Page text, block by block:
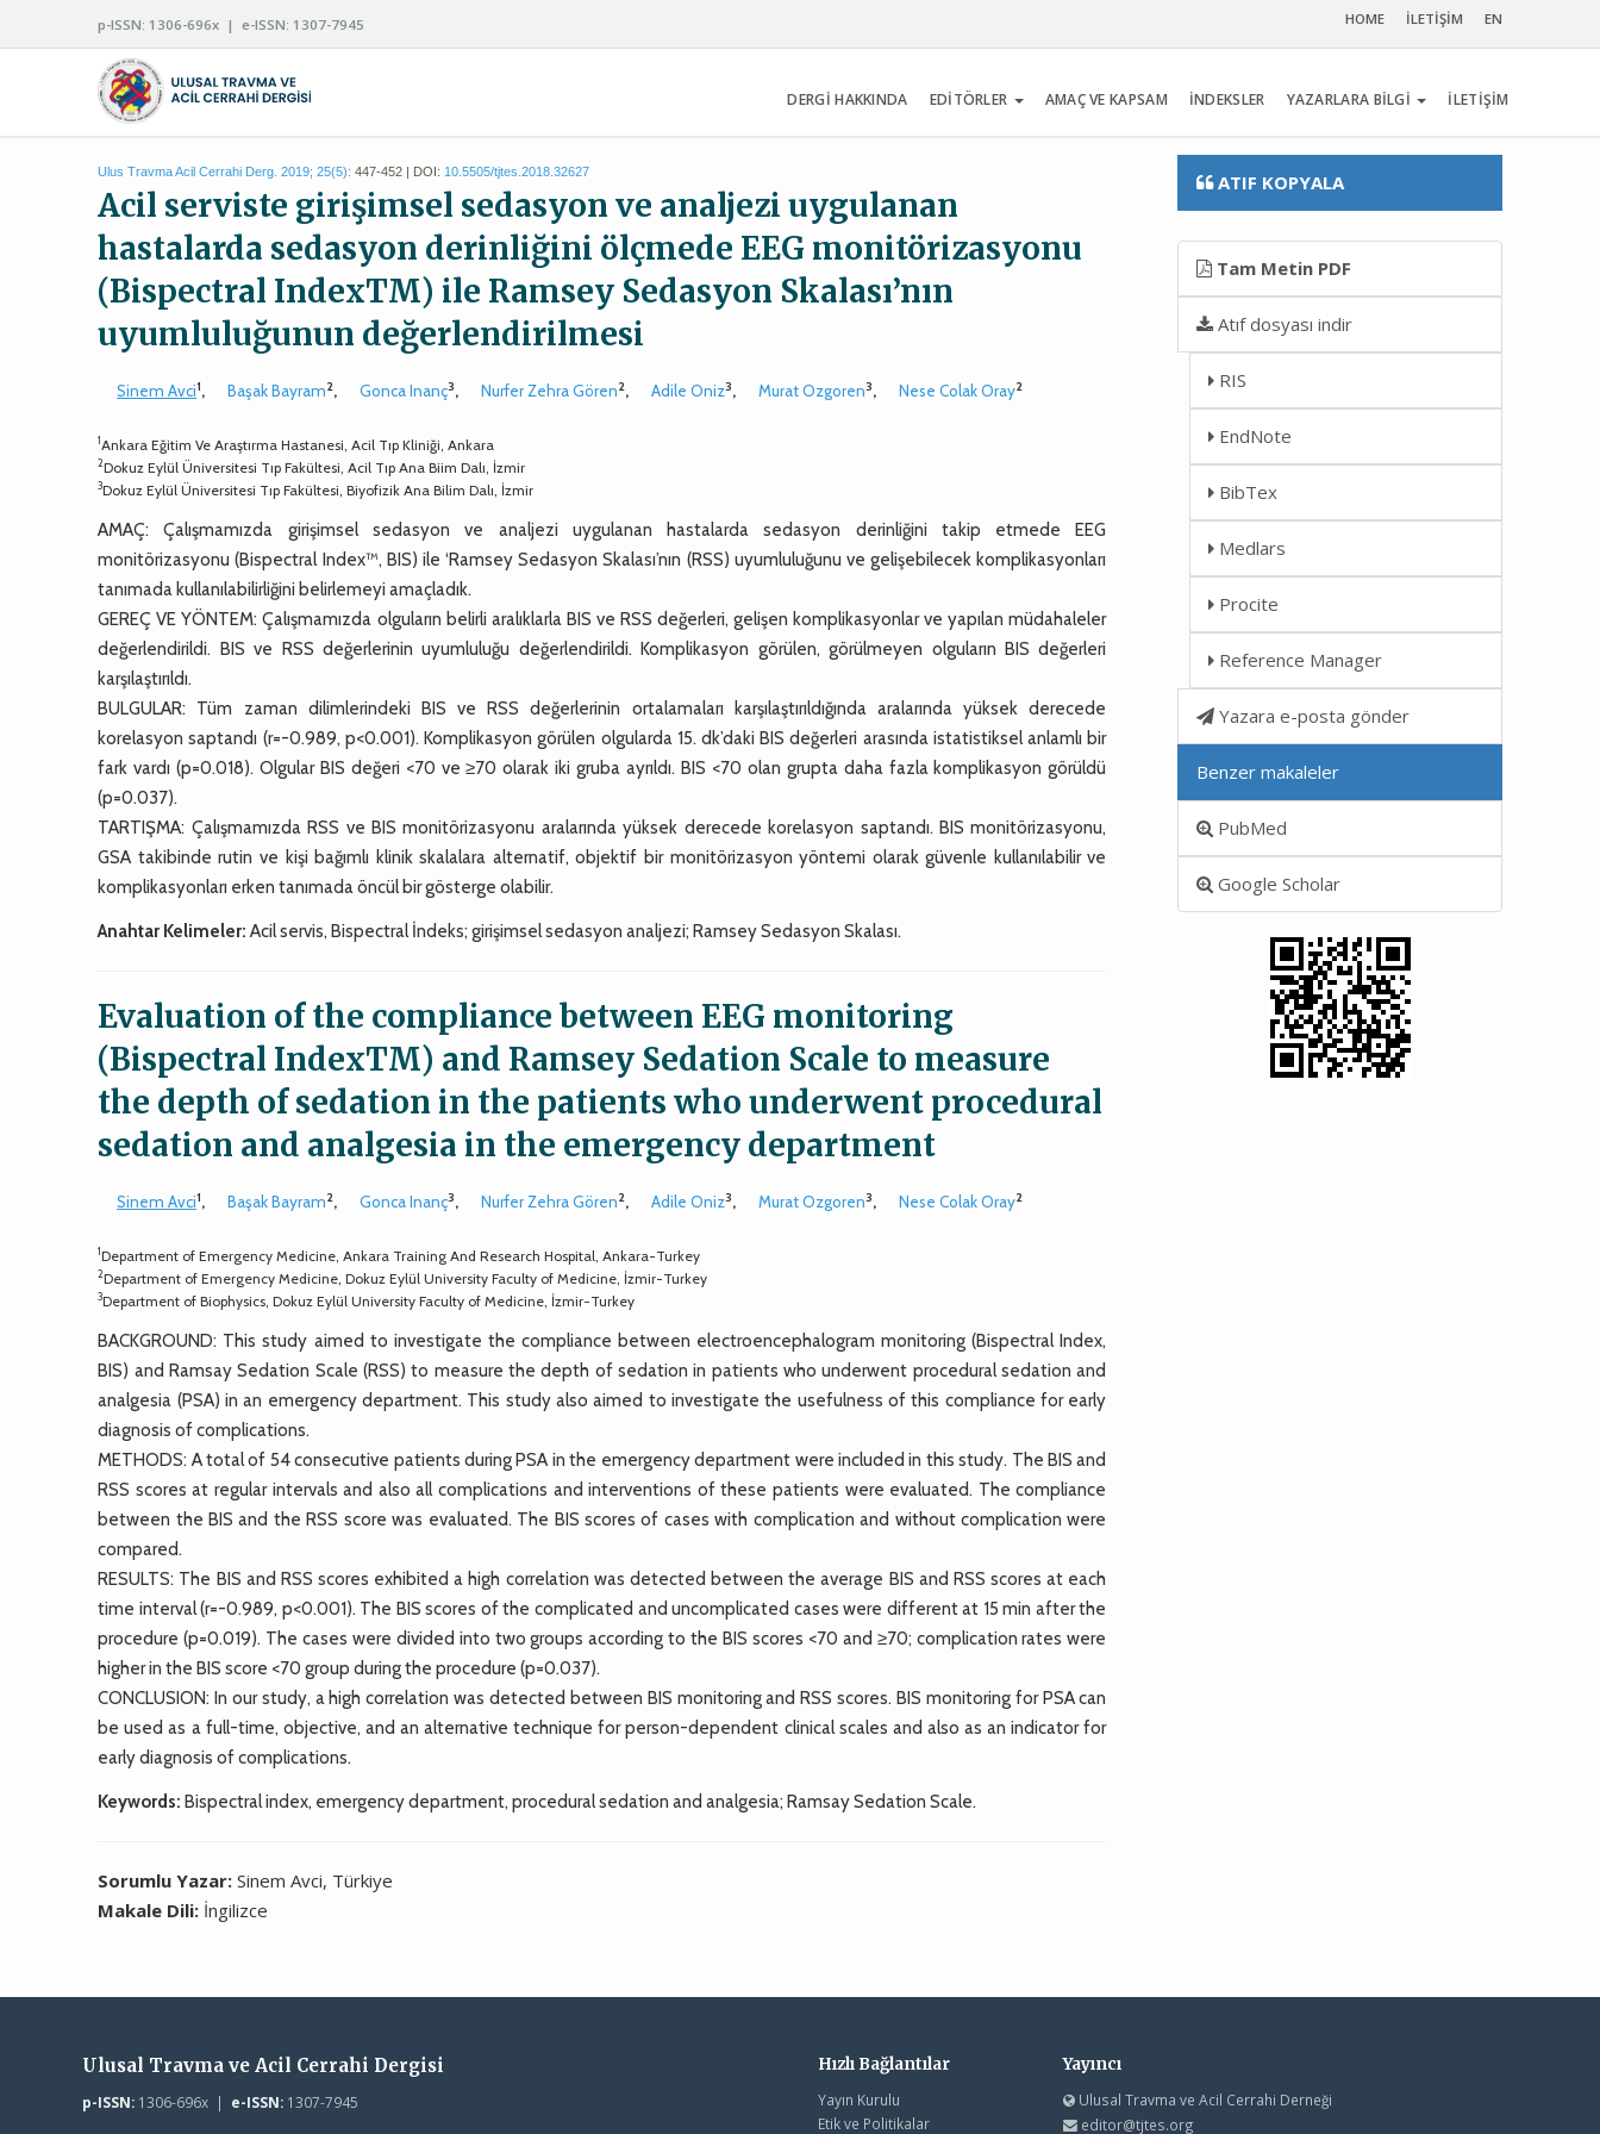
p-ISSN: 1306-696x | e-ISSN: 1307-7945 HOME İLETİŞİM EN
DERGİ HAKKINDA EDİTÖRLER AMAÇ VE KAPSAM İNDEKSLER YAZARLARA BİLGİ İLETİŞİM
Ulus Travma Acil Cerrahi Derg. 2019; 25(5): 447-452 | DOI: 10.5505/tjtes.2018.32627
Acil serviste girişimsel sedasyon ve analjezi uygulanan
hastalarda sedasyon derinliğini ölçmede EEG monitörizasyonu
(Bispectral IndexTM) ile Ramsey Sedasyon Skalası’nın
uyumluluğunun değerlendirilmesi
Sinem Avci1, Başak Bayram2, Gonca Inanç3, Nurfer Zehra Gören2, Adile Oniz3, Murat Ozgoren3, Nese Colak Oray2
1Ankara Eğitim Ve Araştırma Hastanesi, Acil Tıp Kliniği, Ankara
2Dokuz Eylül Üniversitesi Tıp Fakültesi, Acil Tıp Ana Biim Dalı, İzmir
3Dokuz Eylül Üniversitesi Tıp Fakültesi, Biyofizik Ana Bilim Dalı, İzmir
AMAÇ: Çalışmamızda girişimsel sedasyon ve analjezi uygulanan hastalarda sedasyon derinliğini takip etmede EEG
monitörizasyonu (Bispectral Index™, BIS) ile ‘Ramsey Sedasyon Skalası’nın (RSS) uyumluluğunu ve gelişebilecek komplikasyonları
tanımada kullanılabilirliğini belirlemeyi amaçladık.
GEREÇ VE YÖNTEM: Çalışmamızda olguların belirli aralıklarla BIS ve RSS değerleri, gelişen komplikasyonlar ve yapılan müdahaleler
değerlendirildi. BIS ve RSS değerlerinin uyumluluğu değerlendirildi. Komplikasyon görülen, görülmeyen olguların BIS değerleri
karşılaştırıldı.
BULGULAR: Tüm zaman dilimlerindeki BIS ve RSS değerlerinin ortalamaları karşılaştırıldığında aralarında yüksek derecede
korelasyon saptandı (r=-0.989, p<0.001). Komplikasyon görülen olgularda 15. dk’daki BIS değerleri arasında istatistiksel anlamlı bir
fark vardı (p=0.018). Olgular BIS değeri <70 ve ≥70 olarak iki gruba ayrıldı. BIS <70 olan grupta daha fazla komplikasyon görüldü
(p=0.037).
TARTIŞMA: Çalışmamızda RSS ve BIS monitörizasyonu aralarında yüksek derecede korelasyon saptandı. BIS monitörizasyonu,
GSA takibinde rutin ve kişi bağımlı klinik skalalara alternatif, objektif bir monitörizasyon yöntemi olarak güvenle kullanılabilir ve
komplikasyonları erken tanımada öncül bir gösterge olabilir.
Anahtar Kelimeler: Acil servis, Bispectral İndeks; girişimsel sedasyon analjezi; Ramsey Sedasyon Skalası.
Evaluation of the compliance between EEG monitoring
(Bispectral IndexTM) and Ramsey Sedation Scale to measure
the depth of sedation in the patients who underwent procedural
sedation and analgesia in the emergency department
Sinem Avci1, Başak Bayram2, Gonca Inanç3, Nurfer Zehra Gören2, Adile Oniz3, Murat Ozgoren3, Nese Colak Oray2
1Department of Emergency Medicine, Ankara Training And Research Hospital, Ankara-Turkey
2Department of Emergency Medicine, Dokuz Eylül University Faculty of Medicine, İzmir-Turkey
3Department of Biophysics, Dokuz Eylül University Faculty of Medicine, İzmir-Turkey
BACKGROUND: This study aimed to investigate the compliance between electroencephalogram monitoring (Bispectral Index,
BIS) and Ramsay Sedation Scale (RSS) to measure the depth of sedation in patients who underwent procedural sedation and
analgesia (PSA) in an emergency department. This study also aimed to investigate the usefulness of this compliance for early
diagnosis of complications.
METHODS: A total of 54 consecutive patients during PSA in the emergency department were included in this study. The BIS and
RSS scores at regular intervals and also all complications and interventions of these patients were evaluated. The compliance
between the BIS and the RSS score was evaluated. The BIS scores of cases with complication and without complication were
compared.
RESULTS: The BIS and RSS scores exhibited a high correlation was detected between the average BIS and RSS scores at each
time interval (r=-0.989, p<0.001). The BIS scores of the complicated and uncomplicated cases were different at 15 min after the
procedure (p=0.019). The cases were divided into two groups according to the BIS scores <70 and ≥70; complication rates were
higher in the BIS score <70 group during the procedure (p=0.037).
CONCLUSION: In our study, a high correlation was detected between BIS monitoring and RSS scores. BIS monitoring for PSA can
be used as a full-time, objective, and an alternative technique for person-dependent clinical scales and also as an indicator for
early diagnosis of complications.
Keywords: Bispectral index, emergency department, procedural sedation and analgesia; Ramsay Sedation Scale.
Sorumlu Yazar:Sinem Avci, Türkiye
Makale Dili: İngilizce
ATIF KOPYALA
Tam Metin PDF
Atıf dosyası indir
RIS
EndNote
BibTex
Medlars
Procite
Reference Manager
Yazara e-posta gönder
Benzer makaleler
PubMed
Google Scholar
Ulusal Travma ve Acil Cerrahi Dergisi
p-ISSN:1306-696x | e-ISSN:1307-7945
Hızlı Bağlantılar
Yayın Kurulu
Etik ve Politikalar
Yayıncı
Ulusal Travma ve Acil Cerrahi Derneği
editor@tjtes.org